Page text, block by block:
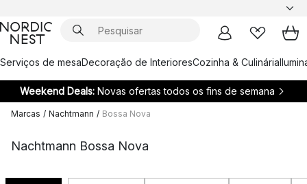
Serviços de mesaDecoração de InterioresCozinha & Culinária
Weekend Deals: Novas ofertas todos os fins de semana
Marcas / Nachtmann / Bossa Nova
Nachtmann Bossa Nova